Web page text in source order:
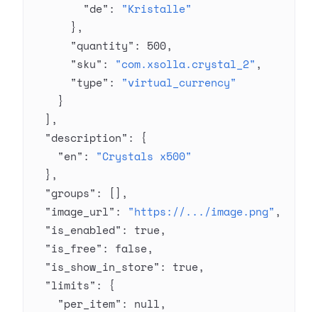
        "de"
: "Kristalle"
      },
      "quantity"
: 500,
      "sku"
: "com.xsolla.crystal_2" ,
      "type"
: "virtual_currency"
    }
  ],
  "description"
: {
    "en"
: "Crystals x500"
  },
  "groups"
: [],
  "image_url"
: "https://.../image.png" ,
  "is_enabled"
: true,
  "is_free"
: false,
  "is_show_in_store"
: true,
  "limits"
: {
    "per_item"
: null,